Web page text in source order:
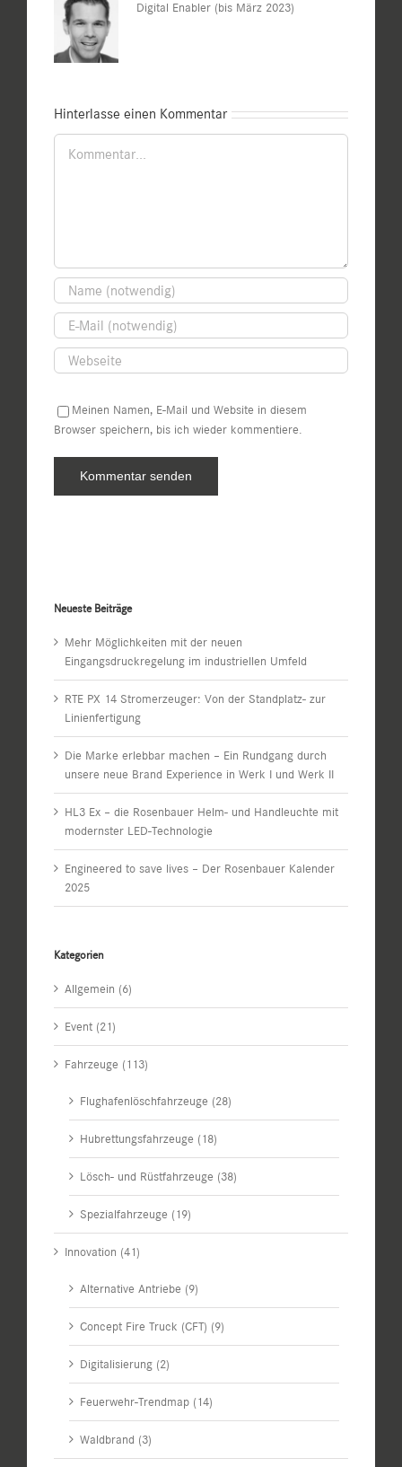
Digital Enabler (bis März 2023)
Hinterlasse einen Kommentar
Kommentar
Meinen Namen, E-Mail und Website in diesem
Browser speichern, bis ich wieder kommentiere.
Neueste Beiträge
Mehr Möglichkeiten mit der neuen
Eingangsdruckregelung im industriellen Umfeld
RTE PX 14 Stromerzeuger: Von der Standplatz- zur
Linienfertigung
Die Marke erlebbar machen – Ein Rundgang durch
unsere neue Brand Experience in Werk I und Werk II
HL3 Ex – die Rosenbauer Helm- und Handleuchte mit
modernster LED-Technologie
Engineered to save lives – Der Rosenbauer Kalender
2025
Kategorien
Allgemein (6)
Event (21)
Fahrzeuge (113)
Flughafenlöschfahrzeuge (28)
Hubrettungsfahrzeuge (18)
Lösch- und Rüstfahrzeuge (38)
Spezialfahrzeuge (19)
Innovation (41)
Alternative Antriebe (9)
Concept Fire Truck (CFT) (9)
Digitalisierung (2)
Feuerwehr-Trendmap (14)
Waldbrand (3)